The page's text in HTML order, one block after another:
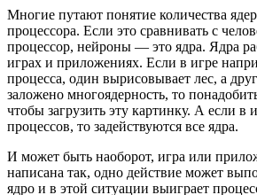
Многие путают понятие количества
процессора. Если это сравнивать с
процессор, нейроны — это ядра. Ядра
играх и приложениях. Если в игре
процесса, один вырисовывает лес, а
заложено многоядерность, то
чтобы загрузить эту картинку. А если в
процессов, то задействуются все ядра.
И может быть наоборот, игра или
написана так, одно действие может
ядро и в этой ситуации выиграет